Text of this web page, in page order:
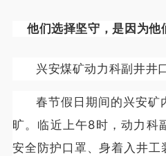
他们选择坚守，是因为他
兴安煤矿动力科副井井
春节假日期间的兴安矿
旷。临近上午8时，动力科
安全防护口罩、身着入井